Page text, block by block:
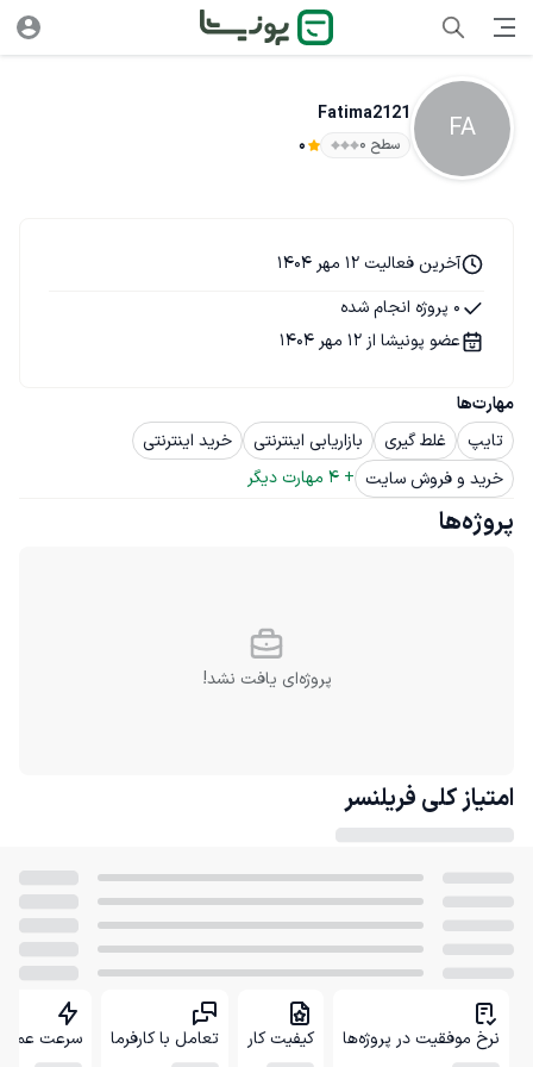
FA
Fatima2121
سطح ۰ 0
مهارت‌ها
تایپ
غلط گیری بازاریابی اینترنتی
خرید اینترنتی
خرید و فروش سایت +
4 مهارت دیگر
آخرین فعالیت 12 مهر 1404
0 پروژه انجام شده
عضو پونیشا از 12 مهر 1404
پروژه‌ها
پروژه‌ای یافت نشد!
امتیاز کلی فریلنسر
نرخ موفقیت در پروژه‌ها کیفیت کار تعامل با کارفرما سرعت عمل